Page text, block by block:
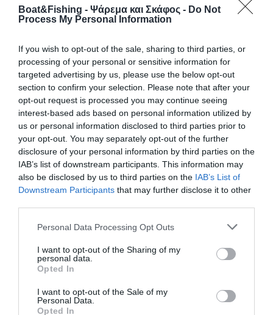
Boat&Fishing - Ψάρεμα και Σκάφος - Do Not
Process My Personal Information
If you wish to opt-out of the sale, sharing to third parties, or
processing of your personal or sensitive information for
targeted advertising by us, please use the below opt-out
section to confirm your selection. Please note that after your
opt-out request is processed you may continue seeing
interest-based ads based on personal information utilized by
us or personal information disclosed to third parties prior to
your opt-out. You may separately opt-out of the further
disclosure of your personal information by third parties on the
IAB’s list of downstream participants. This information may
also be disclosed by us to third parties on the IAB’s List of
Downstream Participants that may further disclose it to other
Personal Data Processing Opt Outs
I want to opt-out of the Sharing of my
personal data.
Opted In
I want to opt-out of the Sale of my
Personal Data.
Opted In
Στη συνέχεια έγινε ένας απολογισμός των πεπραγμένων
Γ.Γραμματέα Νίκο Δροσατάκη. Σύντομο χαιρετισμό
απεύθυναν ο Διοικητής της 7ης Περιφέρειας Λιμενικού
Σώματος και Κεντρικός Λιμενάρχης Ηρακλείου Κος
Σαιτάκης και ο Πρόεδρος και Δ/νων Σύμβουλος του
Ο.Λ.Η. Κος Φιλιππής.